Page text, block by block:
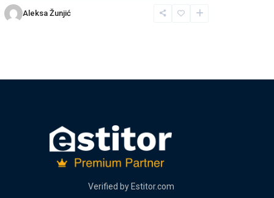
Aleksa Žunjić
Verified by Estitor.com